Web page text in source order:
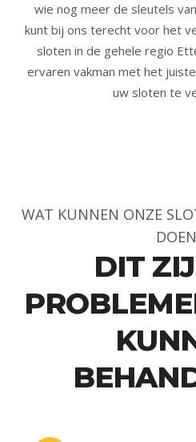
wie nog meer de sleutels
kunt bij ons terecht voor het
sloten in de gehele regio
ervaren vakman met het
uw sloten te
WAT KUNNEN ONZE
DIT